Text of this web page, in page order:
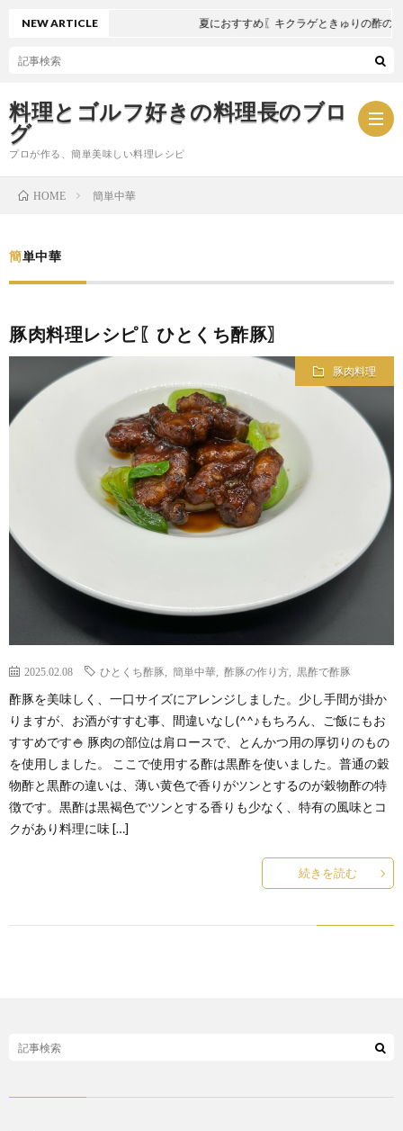
料理とゴルフ好きの料理長のブロ
グ
プロが作る、簡単美味しい料理レシピ
せ
シ
ー
ー
NEW ARTICLE 夏におすすめ〖キクラゲときゅりの酢の物〗
HOME 簡単中華
簡単中華
豚肉料理レシピ〖ひとくち酢豚〗
豚肉料理
2025.02.08 ひとくち酢豚 簡単中華 酢豚の作り方 黒酢で酢豚
酢豚を美味しく、一口サイズにアレンジしました。少し手間が掛か
りますが、お酒がすすむ事、間違いなし(^^♪もちろん、ご飯にもお
すすめです🍚 豚肉の部位は肩ロースで、とんかつ用の厚切りのもの
を使用しました。 ここで使用する酢は黒酢を使いました。普通の穀
物酢と黒酢の違いは、薄い黄色で香りがツンとするのが穀物酢の特
徴です。黒酢は黒褐色でツンとする香りも少なく、特有の風味とコ
クがあり料理に味 […]
続きを読む